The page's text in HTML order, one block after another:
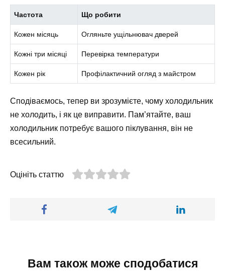
Частота Що робити
Кожен місяць Огляньте ущільнювач дверей
Кожні три місяці Перевірка температури
Кожен рік Профілактичний огляд з майстром
Сподіваємось, тепер ви зрозумієте, чому холодильник
не холодить, і як це виправити. Пам’ятайте, ваш
холодильник потребує вашого піклування, він не
всесильний.
Оцініть статтю
Вам також може сподобатися